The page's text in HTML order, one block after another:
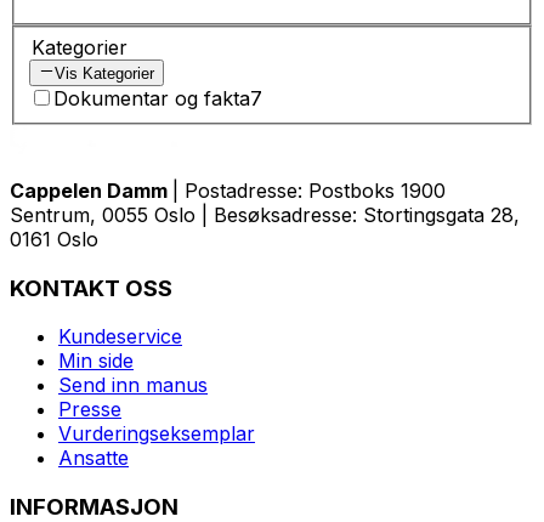
Kategorier
Vis Kategorier
Dokumentar og fakta7
Cappelen Damm
| Postadresse: Postboks 1900
Sentrum, 0055 Oslo | Besøksadresse: Stortingsgata 28,
0161 Oslo
KONTAKT OSS
Kundeservice
Min side
Send inn manus
Presse
Vurderingseksemplar
Ansatte
INFORMASJON